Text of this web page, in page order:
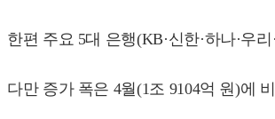
한편 주요 5대 은행(KB·신한·하나·우
다만 증가 폭은 4월(1조 9104억 원)에